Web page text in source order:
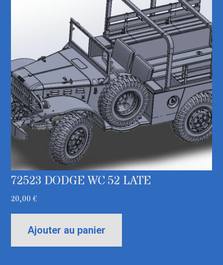
72523 DODGE WC 52 LATE
20,00€
Ajouter au panier